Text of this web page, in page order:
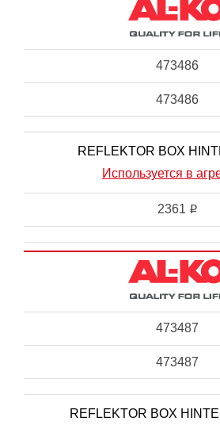
473486
473486
REFLEKTOR BOX
Используется в
2361 i
473487
473487
REFLEKTOR BOX